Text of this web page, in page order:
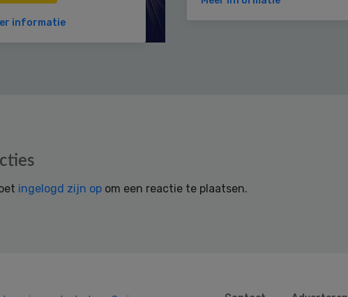
informatie
ingelogd zijn op om een reactie te plaatsen.